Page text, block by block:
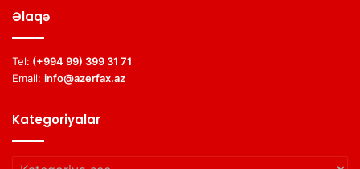
Əlaqə
Tel: (+994 99) 399 31 71
Email: info@azerfax.az
Kategoriyalar
Kategoriyalar